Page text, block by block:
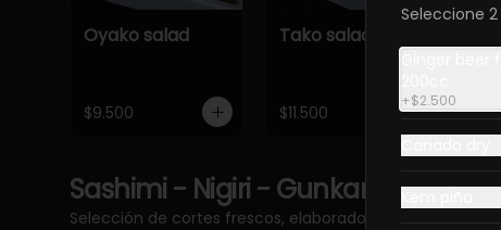
Oyako salad
$9.500
Tako salad
$11.500
Sashimi - Nigiri - Gunkan Ver más
Selección de cortes frescos, elaborados con pescado
Seleccione 2
+$2.500